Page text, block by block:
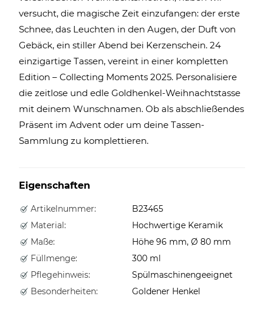
versucht, die magische Zeit einzufangen: der erste
Schnee, das Leuchten in den Augen, der Duft von
Gebäck, ein stiller Abend bei Kerzenschein. 24
einzigartige Tassen, vereint in einer kompletten
Edition – Collecting Moments 2025. Personalisiere
die zeitlose und edle Goldhenkel-Weihnachtstasse
mit deinem Wunschnamen. Ob als abschließendes
Präsent im Advent oder um deine Tassen-
Sammlung zu komplettieren.
Eigenschaften
Artikelnummer:
B23465
Material:
Hochwertige Keramik
Maße:
Höhe 96 mm, Ø 80 mm
Füllmenge:
300 ml
Pflegehinweis:
Spülmaschinengeeignet
Besonderheiten:
Goldener Henkel